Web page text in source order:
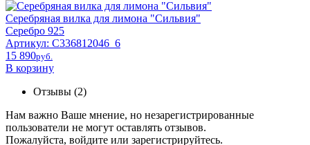
Серебряная вилка для лимона "Сильвия"
Серебро 925
Артикул: С336812046_6
15 890pyб.
В корзину
Отзывы (2)
Нам важно Ваше мнение, но незарегистрированные
пользователи не могут оставлять отзывов.
Пожалуйста, войдите или зарегистрируйтесь.